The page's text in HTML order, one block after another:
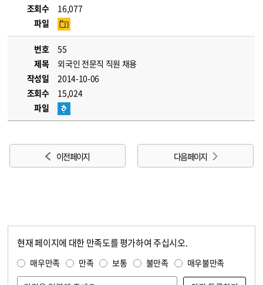
조회수
16,077
파일
번호
55
제목
외국인 전문직 직원 채용
작성일
2014-10-06
조회수
15,024
파일
이전 페이지 다음 페이지
현재 페이지에 대한 만족도를 평가하여 주십시오.
매우만족 만족 보통 불만족 매우불만족